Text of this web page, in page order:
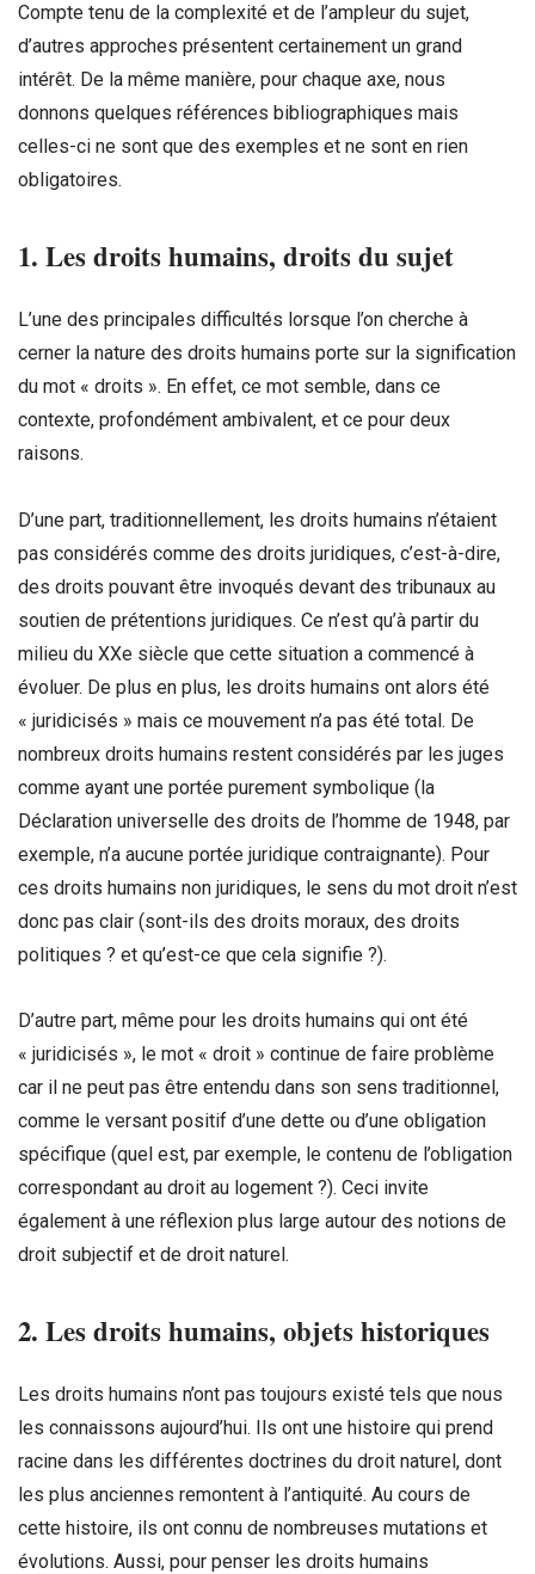
Compte tenu de la complexité et de l’ampleur du sujet,
d’autres approches présentent certainement un grand
intérêt. De la même manière, pour chaque axe, nous
donnons quelques références bibliographiques mais
celles-ci ne sont que des exemples et ne sont en rien
obligatoires.
1. Les droits humains, droits du sujet
L’une des principales difficultés lorsque l’on cherche à
cerner la nature des droits humains porte sur la signification
du mot « droits ». En effet, ce mot semble, dans ce
contexte, profondément ambivalent, et ce pour deux
raisons.
D’une part, traditionnellement, les droits humains n’étaient
pas considérés comme des droits juridiques, c’est-à-dire,
des droits pouvant être invoqués devant des tribunaux au
soutien de prétentions juridiques. Ce n’est qu’à partir du
milieu du XXe siècle que cette situation a commencé à
évoluer. De plus en plus, les droits humains ont alors été
« juridicisés » mais ce mouvement n’a pas été total. De
nombreux droits humains restent considérés par les juges
comme ayant une portée purement symbolique (la
Déclaration universelle des droits de l’homme de 1948, par
exemple, n’a aucune portée juridique contraignante). Pour
ces droits humains non juridiques, le sens du mot droit n’est
donc pas clair (sont-ils des droits moraux, des droits
politiques ? et qu’est-ce que cela signifie ?).
D’autre part, même pour les droits humains qui ont été
« juridicisés », le mot « droit » continue de faire problème
car il ne peut pas être entendu dans son sens traditionnel,
comme le versant positif d’une dette ou d’une obligation
spécifique (quel est, par exemple, le contenu de l’obligation
correspondant au droit au logement ?). Ceci invite
également à une réflexion plus large autour des notions de
droit subjectif et de droit naturel.
2. Les droits humains, objets historiques
Les droits humains n’ont pas toujours existé tels que nous
les connaissons aujourd’hui. Ils ont une histoire qui prend
racine dans les différentes doctrines du droit naturel, dont
les plus anciennes remontent à l’antiquité. Au cours de
cette histoire, ils ont connu de nombreuses mutations et
évolutions. Aussi, pour penser les droits humains